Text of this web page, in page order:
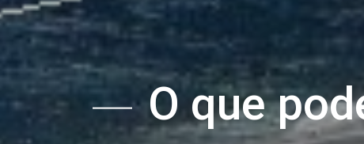
O que